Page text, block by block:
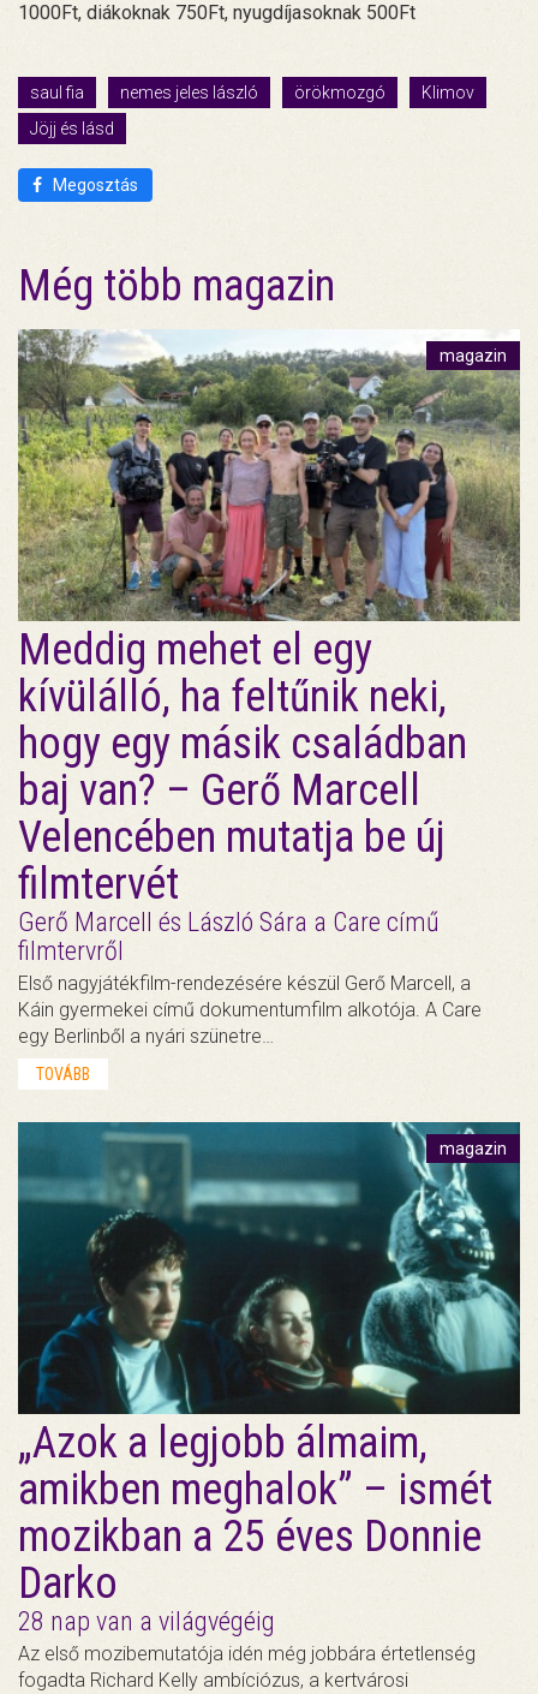
1000Ft, diákoknak 750Ft, nyugdíjasoknak 500Ft
saul fia nemes jeles lászló örökmozgó
Klimov
Jöjj és lásd
Megosztás
Még több magazin
magazin
Meddig mehet el egy
kívülálló, ha feltűnik neki,
hogy egy másik családban
baj van? – Gerő Marcell
Velencében mutatja be új
filmtervét
Gerő Marcell és László Sára a Care című
filmtervről
Első nagyjátékfilm-rendezésére készül Gerő Marcell, a
Káin gyermekei című dokumentumfilm alkotója. A Care
egy Berlinből a nyári szünetre…
TOVÁBB
magazin
„Azok a legjobb álmaim,
amikben meghalok” – ismét
mozikban a 25 éves Donnie
Darko
28 nap van a világvégéig
Az első mozibemutatója idén még jobbára értetlenség
fogadta Richard Kelly ambíciózus, a kertvárosi